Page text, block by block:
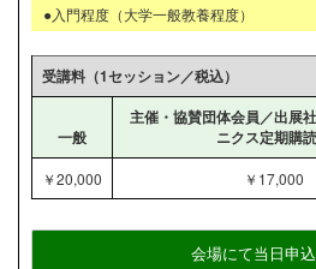
●入門程度（大学一般教養程度）
受講料（1セッション／税込）
一般
主催・協賛団体会員／出展
ニクス定期購
￥20,000 ￥17,000
会場にて当日申